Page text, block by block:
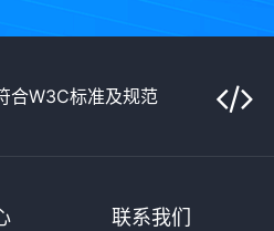
合W3C标准及规范
联系我们